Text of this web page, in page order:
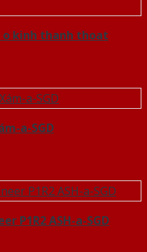
o kinh thanh thoat
a-SGD
P1R2 ASH-a-SGD